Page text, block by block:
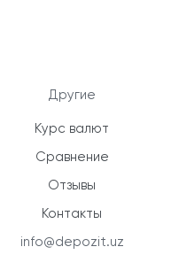
Другие
Курс валют
Сравнение
Отзывы
Контакты
info@depozit.uz